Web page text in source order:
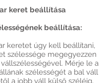
keret beállítása
beállítása:
keretet úgy kell beállítani,
szélessége megegyezzen
Mérje le a
szélességét a bal váll
a jobb váll külső széléig.